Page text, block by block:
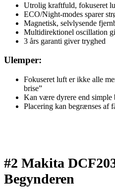
Utrolig kraftfuld, fokuseret
ECO/Night-modes sparer
Magnetisk, selvlysende
Multidirektionel oscillation
3 års garanti giver tryghed
Ulemper:
Fokuseret luft er ikke alle
brise”
Kan være dyrere end simple
Placering kan begrænses af
#2 Makita
Begynderen